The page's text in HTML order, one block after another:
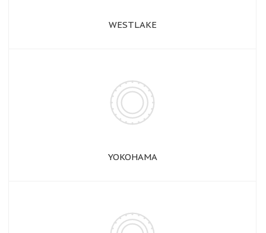
WESTLAKE
YOKOHAMA